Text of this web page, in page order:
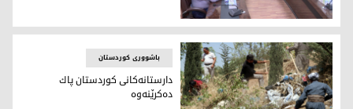
وەزارەتی كشتوكاڵ 2 ھەزار سكاڵا تۆمار دەكات
باشووری کوردستان
دارستانەكانی كوردستان پاك
دەكرێنەوە